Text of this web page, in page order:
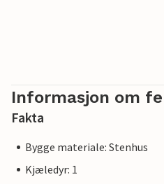
Informasjon om
Fakta
Bygge materiale: Stenhus
Kjæledyr: 1